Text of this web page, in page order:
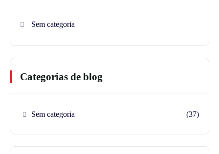
Sem categoria
Categorias de blog
Sem categoria (37)